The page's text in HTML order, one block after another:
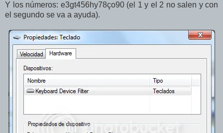
Y los números: e3gt456hy78ço90 (el 1 y el 2 no salen y con
el segundo se va a ayuda).